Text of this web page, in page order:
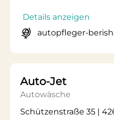
Details anzeigen
autopfleger-
Auto-Jet
Autowäsche
Schützenstraße 35 |